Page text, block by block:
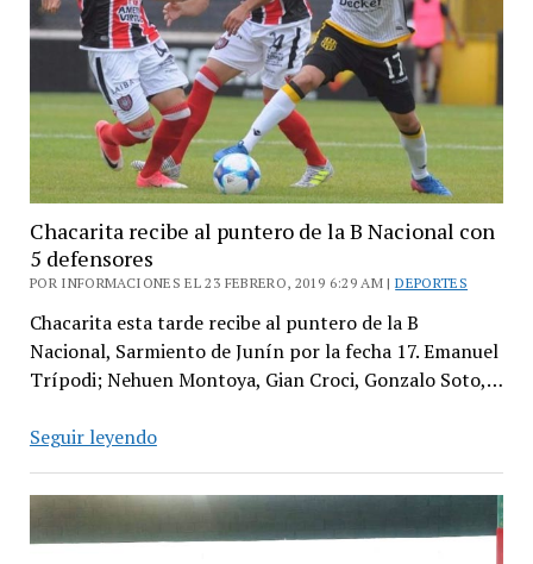
Chacarita recibe al puntero de la B Nacional con
5 defensores
POR INFORMACIONES EL 23 FEBRERO, 2019 6:29 AM |DEPORTES
Chacarita esta tarde recibe al puntero de la B
Nacional, Sarmiento de Junín por la fecha 17. Emanuel
Trípodi; Nehuen Montoya, Gian Croci, Gonzalo Soto,…
Seguir leyendoChacarita
al
puntero
de